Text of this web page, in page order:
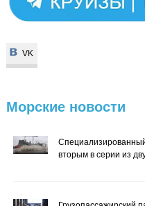
VK
VK
Морские новости
вторым в серии из